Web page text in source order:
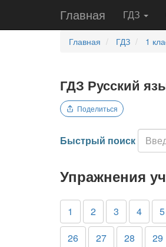
Главная ГДЗ
Главная ГДЗ 1
ГДЗ Русский
Поделиться
Быстрый поиск
Упражнения
1 2 3 4 5
26
27 28 29